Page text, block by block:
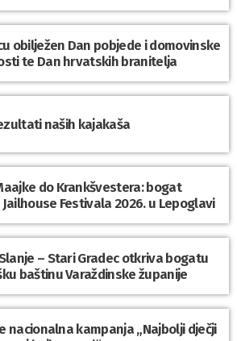
obilježen Dan pobjede i domovinske
te Dan hrvatskih branitelja
naših kajakaša
do Krankšvestera: bogat
Festivala 2026. u Lepoglavi
– Stari Gradec otkriva bogatu
baštinu Varaždinske županije
nacionalna kampanja „Najbolji dječji